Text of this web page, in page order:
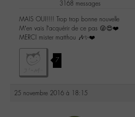
3168 messages
MAIS OUI!!!! Trop trop bonne nouvelle
M’en vais l’acquérir de ce pas 😜😍❤️
MERCI mister matthou 🎶✨❤️
7
25 novembre 2016 à 18:15